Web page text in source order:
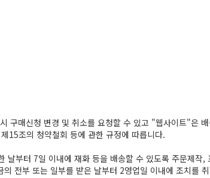
구매신청 변경 및 취소를 요청할 수 있고 "웹사이트"은 배
15조의 청약철회 등에 관한 규정에 따릅니다.
부터 7일 이내에 재화 등을 배송할 수 있도록 주문제작,
전부 또는 일부를 받은 날부터 2영업일 이내에 조치를